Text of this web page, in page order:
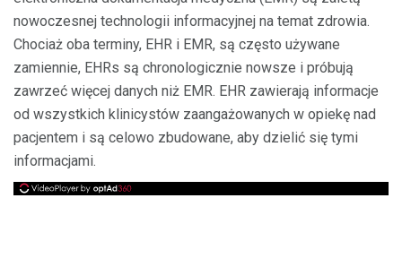
nowoczesnej technologii informacyjnej na temat zdrowia.
Chociaż oba terminy, EHR i EMR, są często używane
zamiennie, EHRs są chronologicznie nowsze i próbują
zawrzeć więcej danych niż EMR. EHR zawierają informacje
od wszystkich klinicystów zaangażowanych w opiekę nad
pacjentem i są celowo zbudowane, aby dzielić się tymi
informacjami.